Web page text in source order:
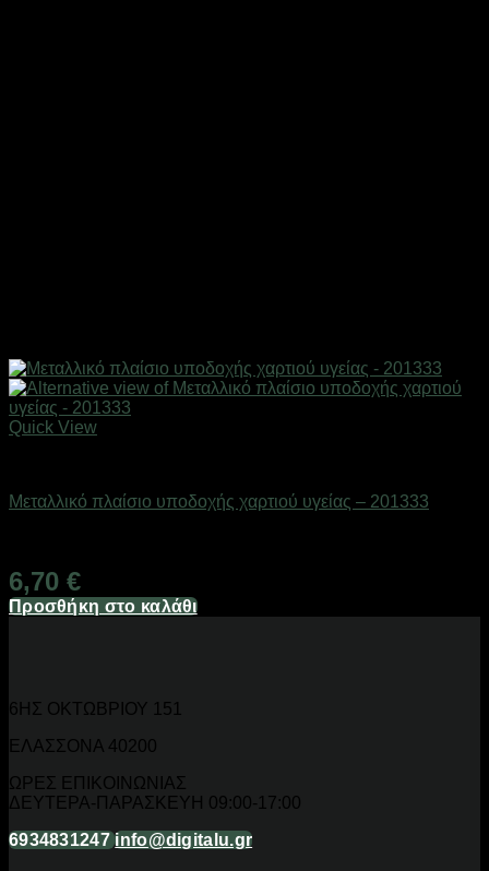
Quick View
Μεταλλικό πλαίσιο υποδοχής χαρτιού υγείας – 201333
6,70 €
Προσθήκη στο καλάθι
6ΗΣ ΟΚΤΩΒΡΙΟΥ 151
ΕΛΑΣΣΟΝΑ 40200
ΩΡΕΣ ΕΠΙΚΟΙΝΩΝΙΑΣ
ΔΕΥΤΕΡΑ-ΠΑΡΑΣΚΕΥΗ 09:00-17:00
6934831247 info@digitalu.gr